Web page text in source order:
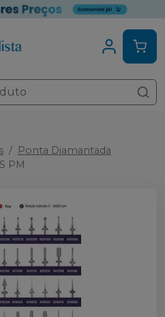
Ponta Diamantada
PM